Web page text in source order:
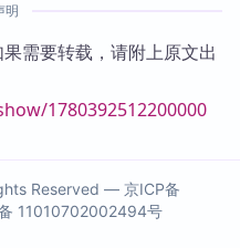
明
需要转载，请附上原文出
1780392512200000
Reserved — 京ICP备
11010702002494号